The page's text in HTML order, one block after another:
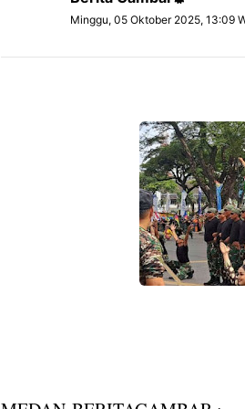
Minggu, 05 Oktober 2025, 13:09